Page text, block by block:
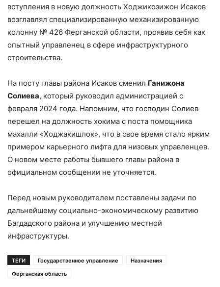
вступления в новую должность Ходжикозижон Исаков
возглавлял специализированную механизированную
колонну № 426 Ферганской области, проявив себя как
опытный управленец в сфере инфраструктурного
строительства.
На посту главы района Исаков сменил Ганижона
Солиева, который руководил администрацией с
февраля 2024 года. Напомним, что господин Солиев
перешел на должность хокима с поста помощника
махалли «Ходжакишлок», что в свое время стало ярким
примером карьерного лифта для низовых управленцев.
О новом месте работы бывшего главы района в
официальном сообщении не уточняется.
Перед новым руководителем поставлены задачи по
дальнейшему социально-экономическому развитию
Багдадского района и улучшению местной
инфраструктуры.
ТЕГИ Государственное управление
Назначения
Ферганская область